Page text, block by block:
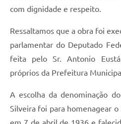
com dignidade e respeito.
Ressaltamos que a obra foi
parlamentar do Deputado
feita pelo Sr. Antonio
próprios da Prefeitura
A escolha da denominação
Silveira foi para homenagear o